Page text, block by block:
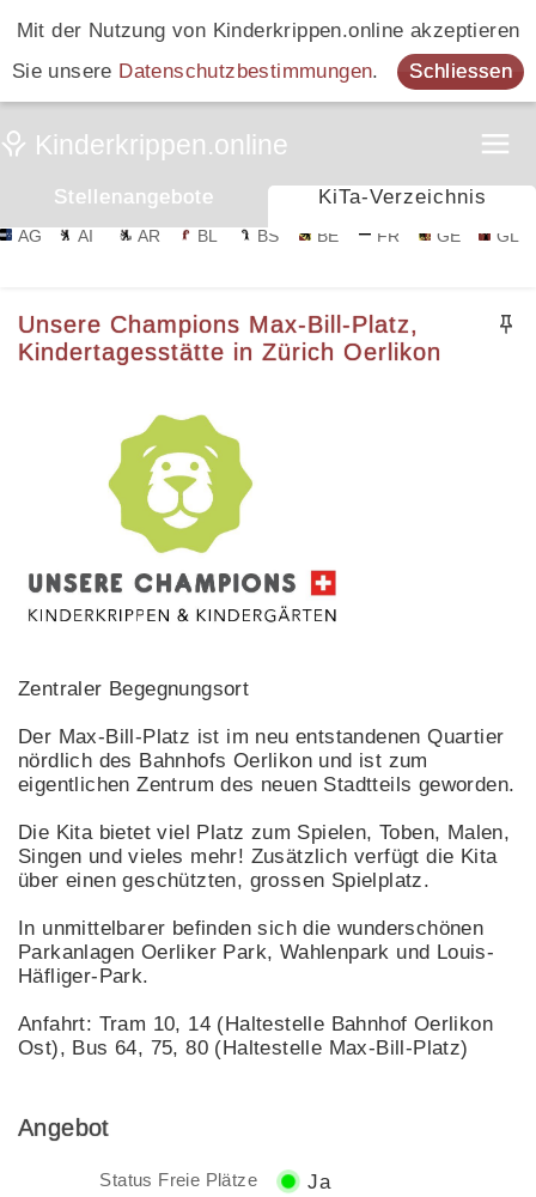
Mit der Nutzung von Kinderkrippen.online akzeptieren
Sie unsere Datenschutzbestimmungen. Schliessen
Stellenangebote KiTa-Verzeichnis
AG AI AR BL BS BE FR GE GL
Unsere Champions Max-Bill-Platz,
Kindertagesstätte in Zürich Oerlikon
Zentraler Begegnungsort
Der Max-Bill-Platz ist im neu entstandenen Quartier
nördlich des Bahnhofs Oerlikon und ist zum
eigentlichen Zentrum des neuen Stadtteils geworden.
Die Kita bietet viel Platz zum Spielen, Toben, Malen,
Singen und vieles mehr! Zusätzlich verfügt die Kita
über einen geschützten, grossen Spielplatz.
In unmittelbarer befinden sich die wunderschönen
Parkanlagen Oerliker Park, Wahlenpark und Louis-
Häfliger-Park.
Anfahrt: Tram 10, 14 (Haltestelle Bahnhof Oerlikon
Ost), Bus 64, 75, 80 (Haltestelle Max-Bill-Platz)
Angebot
Status Freie Plätze Ja